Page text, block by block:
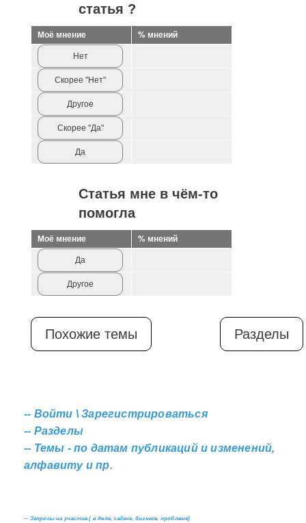
статья ?
Моё мнение % мнений
Нет
Скорее "Нет"
Другое
Скорее "Да"
Да
Статья мне в чём-то
помогла
Моё мнение % мнений
Да
Другое
Похожие темы Разделы
-- Войти \ Зарегистрироваться
-- Разделы
-- Темы - по датам публикаций и изменений,
алфавиту и пр.
-- Запросы на участие ( в деле, задаче, бизнесе, проблеме)